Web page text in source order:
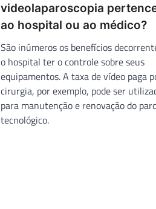
videolaparoscopia
ao hospital ou ao médico?
São inúmeros os benefícios
o hospital ter o controle sobre seus
equipamentos. A taxa de vídeo paga
cirurgia, por exemplo, pode ser
para manutenção e renovação do
tecnológico.